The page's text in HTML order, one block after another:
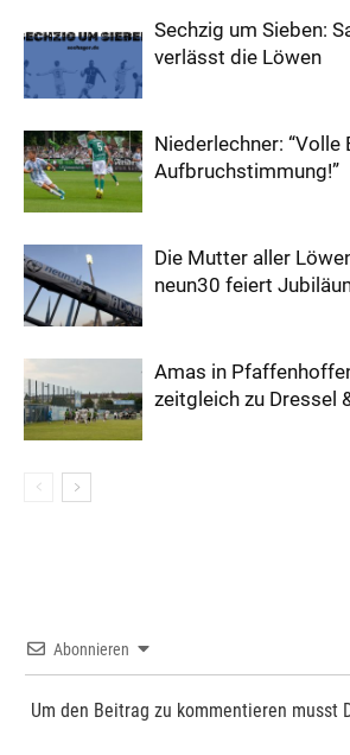
Sechzig um Sieben:
verlässt die Löwen
Niederlechner: “Volle
Aufbruchstimmung!”
Die Mutter aller
neun30 feiert
Amas in
zeitgleich zu Dressel
Abonnieren
Um den Beitrag zu kommentieren musst